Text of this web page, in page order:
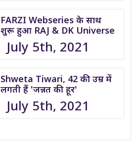
FARZI Webseries के साथ
शुरू हुआ RAJ & DK Universe
July 5th, 2021
Shweta Tiwari, 42 की उम्र में
लगती हैं 'जन्नत की हूर'
July 5th, 2021